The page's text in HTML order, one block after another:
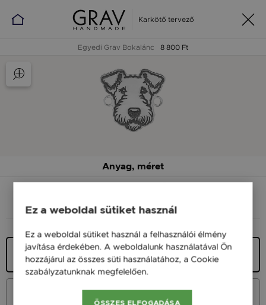
Karkötő tervező
Egyedi Grav Bokalánc 8 800 Ft
Anyag, méret
ANYAG (SZÍN) MÉRET
Ezüst 925
9 900 Ft
Fehér Arany 14K
Ez a weboldal sütiket használ
Ez a weboldal sütiket használ a felhasználói élmény
javítása érdekében. A weboldalunk használatával Ön
hozzájárul az összes süti használatához, a Cookie
szabályzatunknak megfelelően.
ÖSSZES ELFOGADÁSA